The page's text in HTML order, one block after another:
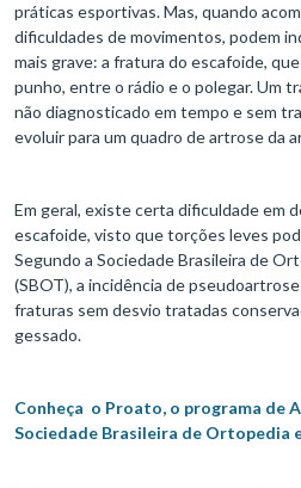
práticas esportivas. Mas, quando
dificuldades de movimentos, podem
mais grave: a fratura do escafoide,
punho, entre o rádio e o polegar. Um
não diagnosticado em tempo e sem
evoluir para um quadro de artrose da
Em geral, existe certa dificuldade em
escafoide, visto que torções leves
Segundo a Sociedade Brasileira de
(SBOT), a incidência de
fraturas sem desvio tratadas
gessado.
Conheça o Proato, o programa de
Sociedade Brasileira de Ortopedia